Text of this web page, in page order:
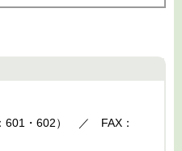
601・602） ／ FAX：